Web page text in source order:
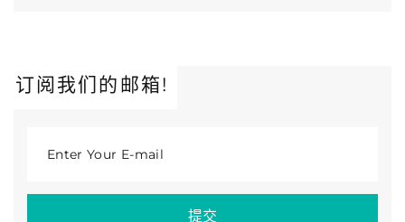
订阅我们的邮箱!
Enter Your E-mail
提交